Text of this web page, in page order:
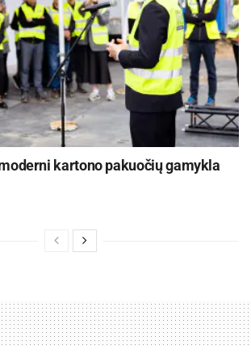
ir ekonomikos plėtrai Lietuvoje“,
konfederacijos informacija
kartono pakuočių gamykla